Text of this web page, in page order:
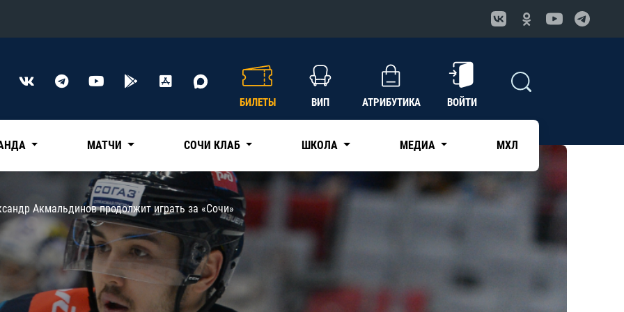
Конференция «Восток»
Нефтехимик
Трактор
Дивизион Чернышева
Авангард
Адмирал
КХЛ
БИЛЕТЫ ВИП АТРИБУТИКА ВОЙТИ
МАТЧИ СОЧИ КЛАБ ШКОЛА МЕДИА МХЛ
Акмальдинов продолжит играть за «Сочи»